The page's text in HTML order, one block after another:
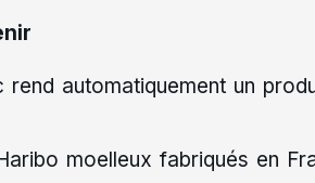
automatiquement un
moelleux fabriqués en